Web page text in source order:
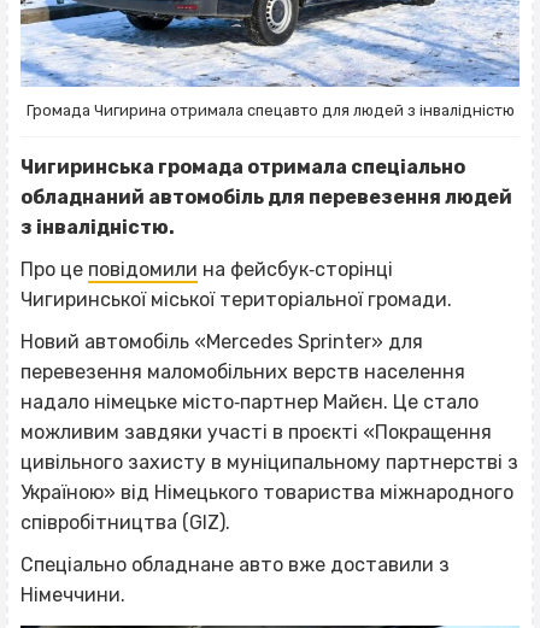
Громада Чигирина отримала спецавто для людей з інвалідністю
Чигиринська громада отримала спеціально
обладнаний автомобіль для перевезення людей
з інвалідністю.
Про це повідомили на фейсбук‐сторінці
Чигиринської міської територіальної громади.
Новий автомобіль «Mercedes Sprinter» для
перевезення маломобільних верств населення
надало німецьке місто‐партнер Майєн. Це стало
можливим завдяки участі в проєкті «Покращення
цивільного захисту в муніципальному партнерстві з
Україною» від Німецького товариства міжнародного
співробітництва (GIZ).
Спеціально обладнане авто вже доставили з
Німеччини.